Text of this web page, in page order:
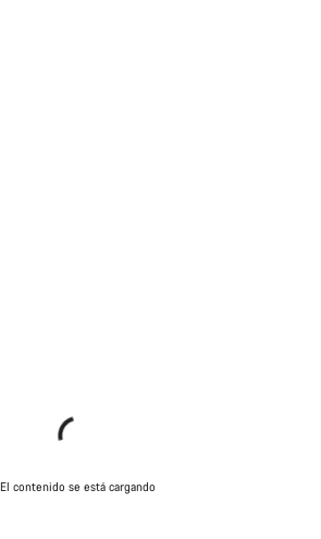
El contenido se está cargando